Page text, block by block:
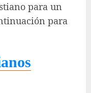
para un
para